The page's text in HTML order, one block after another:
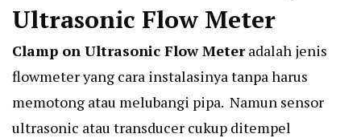
Ultrasonic Flow Meter
Clamp on Ultrasonic Flow Meteradalah jenis
flowmeter yang cara instalasinya tanpa harus
memotong atau melubangi pipa. Namun sensor
ultrasonic atau transducer cukup ditempel